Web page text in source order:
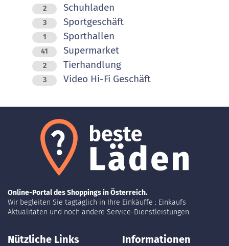
2 Schuhladen
3 Sportgeschäft
1 Sporthallen
41 Supermarket
2 Tierhandlung
3 Video Hi-Fi Geschäft
Online-Portal des Shoppings in Österreich.
Wir begleiten Sie tagtäglich in Ihre Einkäuffe : Einkaufs
Aktualitäten und noch andere Service-Dienstleistungen.
Nützliche Links Informationen